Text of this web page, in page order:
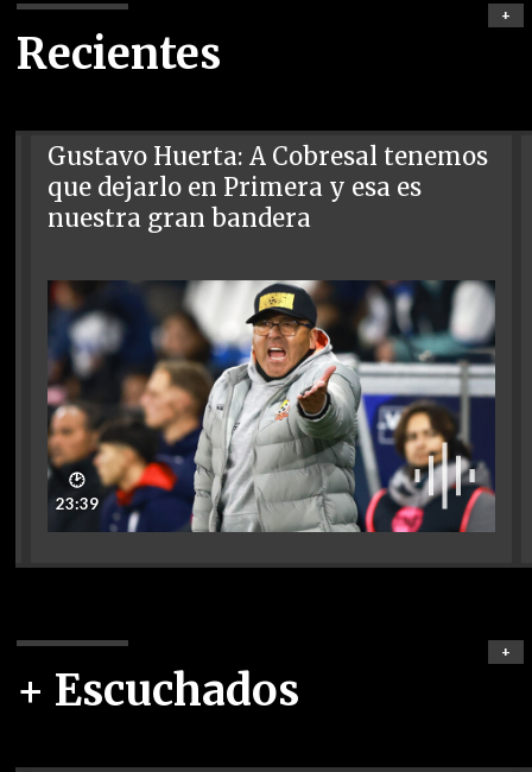
Recientes
+
Gustavo Huerta: A Cobresal tenemos
que dejarlo en Primera y esa es
nuestra gran bandera
🕑
23:39
+ Escuchados
+